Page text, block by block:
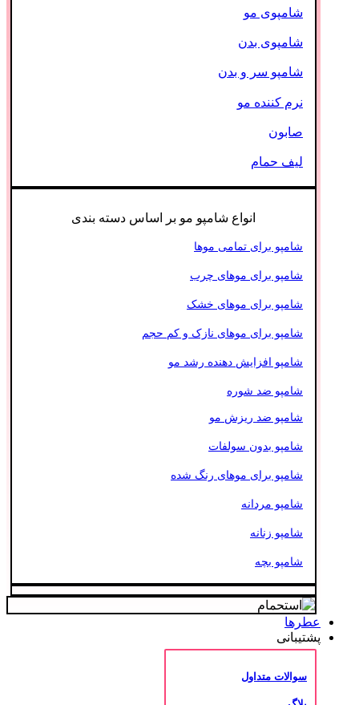
شامپوی مو
شامپوی بدن
شامپو سر و بدن
نرم کننده مو
صابون
لیف حمام
انواع شامپو مو بر اساس دسته بندی
شامپو برای تمامی موها
شامپو برای موهای چرب
شامپو برای موهای خشک
شامپو برای موهای نازک و کم حجم
شامپو افزایش دهنده رشد مو
شامپو ضد شوره
شامپو ضد ریزش مو
شامپو بدون سولفات
شامپو برای موهای رنگ شده
شامپو مردانه
شامپو زنانه
شامپو بچه
عطرها
پشتیبانی
سوالات متداول